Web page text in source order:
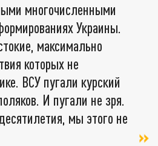
многочисленными
Украины.
максимально
которых не
ВСУ пугали курский
И пугали не зря.
мы этого не